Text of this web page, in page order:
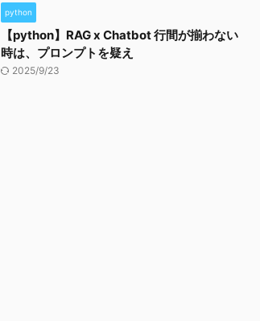
python
【python】RAG x Chatbot 行間が揃わない
時は、プロンプトを疑え
2025/9/23